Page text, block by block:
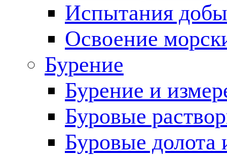
Испытания
Освоение
Бурение
Бурение и
Буровые
Буровые долота